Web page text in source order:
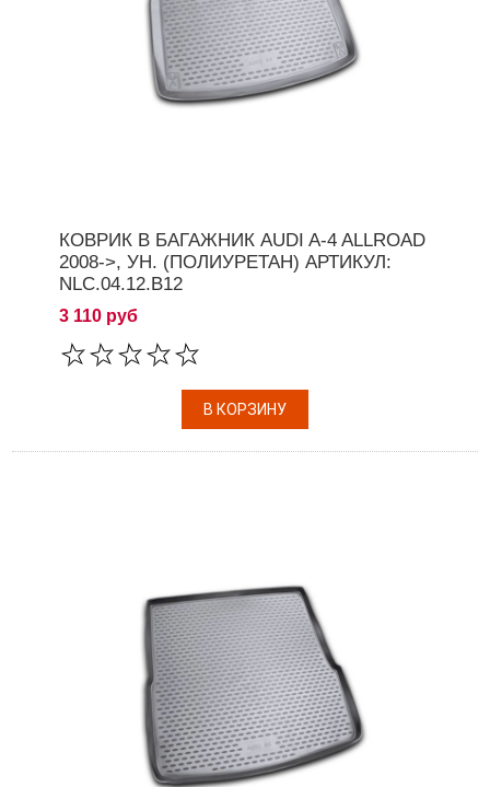
КОВРИК В БАГАЖНИК AUDI A-4 ALLROAD
2008->, УН. (ПОЛИУРЕТАН) АРТИКУЛ:
NLC.04.12.B12
3 110 руб